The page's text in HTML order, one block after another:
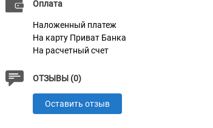
Оплата
Наложенный платеж
На карту Приват Банка
На расчетный счет
ОТЗЫВЫ (0)
Оставить отзыв